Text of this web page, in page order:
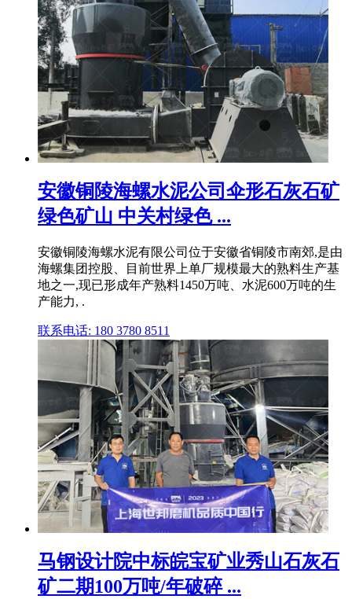
安徽铜陵海螺水泥公司伞形石灰石矿
绿色矿山 中关村绿色 ...
安徽铜陵海螺水泥有限公司位于安徽省铜陵市南郊,是由
海螺集团控股、目前世界上单厂规模最大的熟料生产基
地之一,现已形成年产熟料1450万吨、水泥600万吨的生
产能力, .
联系电话: 180 3780 8511
马钢设计院中标皖宝矿业秀山石灰石
矿二期100万吨/年破碎 ...